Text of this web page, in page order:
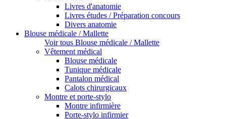
Livres d'anatomie
Livres études / Préparation concours
Divers anatomie
Blouse médicale / Mallette
Voir tous Blouse médicale / Mallette
Vêtement médical
Blouse médicale
Tunique médicale
Pantalon médical
Calots chirurgicaux
Montre et porte-stylo
Montre infirmière
Porte-stylo infirmier